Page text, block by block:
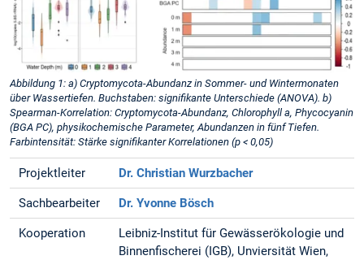
Abbildung 1: a) Cryptomycota-Abundanz in Sommer- und Wintermonaten
über Wassertiefen. Buchstaben: signifikante Unterschiede (ANOVA). b)
Spearman-Korrelation: Cryptomycota-Abundanz, Chlorophyll a, Phycocyanin
(BGA PC), physikochemische Parameter, Abundanzen in fünf Tiefen.
Farbintensität: Stärke signifikanter Korrelationen (p < 0,05)
Projektleiter Dr. Christian Wurzbacher
Sachbearbeiter Dr. Yvonne Bösch
Kooperation
Leibniz-Institut für Gewässerökologie und
Binnenfischerei (IGB), Unviersität Wien,